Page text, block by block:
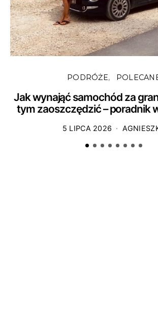
PODRÓŻE
Jak wynająć samochód za
tym zaoszczędzić – poradnik
5 LIPCA 2026